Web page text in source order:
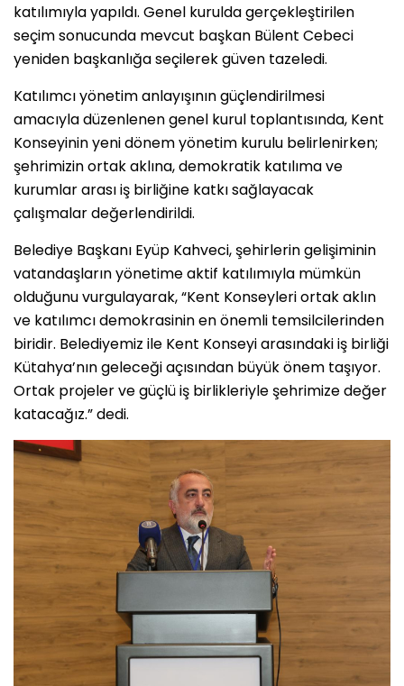
katılımıyla yapıldı. Genel kurulda gerçekleştirilen
seçim sonucunda mevcut başkan Bülent Cebeci
yeniden başkanlığa seçilerek güven tazeledi.
Katılımcı yönetim anlayışının güçlendirilmesi
amacıyla düzenlenen genel kurul toplantısında, Kent
Konseyinin yeni dönem yönetim kurulu belirlenirken;
şehrimizin ortak aklına, demokratik katılıma ve
kurumlar arası iş birliğine katkı sağlayacak
çalışmalar değerlendirildi.
Belediye Başkanı Eyüp Kahveci, şehirlerin gelişiminin
vatandaşların yönetime aktif katılımıyla mümkün
olduğunu vurgulayarak, “Kent Konseyleri ortak aklın
ve katılımcı demokrasinin en önemli temsilcilerinden
biridir. Belediyemiz ile Kent Konseyi arasındaki iş birliği
Kütahya’nın geleceği açısından büyük önem taşıyor.
Ortak projeler ve güçlü iş birlikleriyle şehrimize değer
katacağız.” dedi.